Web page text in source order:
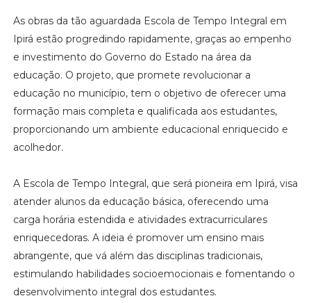
As obras da tão aguardada Escola de Tempo Integral em
Ipirá estão progredindo rapidamente, graças ao empenho
e investimento do Governo do Estado na área da
educação. O projeto, que promete revolucionar a
educação no município, tem o objetivo de oferecer uma
formação mais completa e qualificada aos estudantes,
proporcionando um ambiente educacional enriquecido e
acolhedor.
A Escola de Tempo Integral, que será pioneira em Ipirá, visa
atender alunos da educação básica, oferecendo uma
carga horária estendida e atividades extracurriculares
enriquecedoras. A ideia é promover um ensino mais
abrangente, que vá além das disciplinas tradicionais,
estimulando habilidades socioemocionais e fomentando o
desenvolvimento integral dos estudantes.